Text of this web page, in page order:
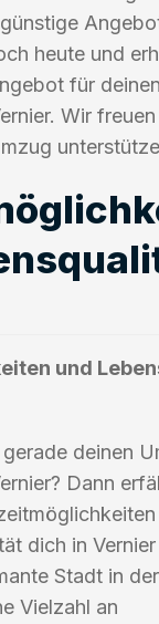
heute und
für
Wir
und
deinen
Dann
dich in
Stadt in
Vielzahl an